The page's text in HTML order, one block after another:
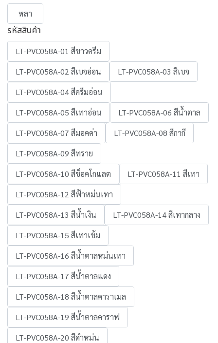
หลา
รหัสสินค้า
LT-PVC058A-01 สีขาวครีม
LT-PVC058A-02 สีเบจอ่อน
LT-PVC058A-03 สีเบจ
LT-PVC058A-04 สีครีมอ่อน
LT-PVC058A-05 สีเทาอ่อน
LT-PVC058A-06 สีน้ำตาล
LT-PVC058A-07 สีมอคค่า
LT-PVC058A-08 สีกากี
LT-PVC058A-09 สีทราย
LT-PVC058A-10 สีช็อคโกแลต
LT-PVC058A-11 สีเทา
LT-PVC058A-12 สีฟ้าหม่นเทา
LT-PVC058A-13 สีน้ำเงิน
LT-PVC058A-14 สีเทากลาง
LT-PVC058A-15 สีเทาเข้ม
LT-PVC058A-16 สีน้ำตาลหม่นเทา
LT-PVC058A-17 สีน้ำตาลแดง
LT-PVC058A-18 สีน้ำตาลคาราเมล
LT-PVC058A-19 สีน้ำตาลคาราฟ
LT-PVC058A-20 สีดำหม่น